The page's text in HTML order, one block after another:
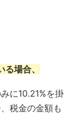
場合、
に10.21%を掛
税金の金額も